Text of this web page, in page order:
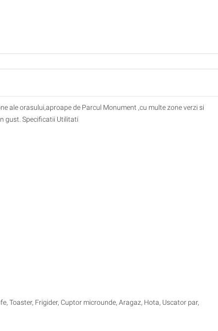
ale orasului,aproape de Parcul Monument ,cu multe zone verzi si
gust. Specificatii Utilitati
Toaster, Frigider, Cuptor microunde, Aragaz, Hota, Uscator par,